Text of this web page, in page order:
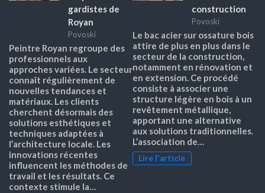
gardistes de
Royan
Povoski
Peintre Royan regroupe des
professionnels aux
approches variées. Le secteur
connaît régulièrement de
nouvelles tendances et
matériaux. Les clients
cherchent désormais des
solutions esthétiques et
techniques adaptées à
l’architecture locale. Les
innovations récentes
influencent les méthodes de
travail et les résultats. Ce
contexte stimule la…
construction
Povoski
Le bac acier sur ossature bois
attire de plus en plus dans le
secteur de la construction,
notamment en rénovation et
en extension. Ce procédé
consiste à associer une
structure légère en bois à un
revêtement métallique,
apportant une alternative
aux solutions traditionnelles.
L’association de…
Lire l'article